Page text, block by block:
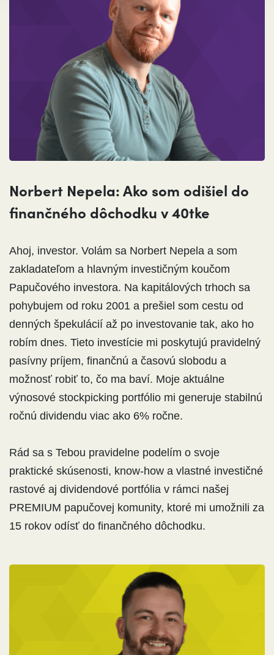
Norbert Nepela: Ako som odišiel do
finančného dôchodku v 40tke
Ahoj, investor. Volám sa Norbert Nepela a som
zakladateľom a hlavným investičným koučom
Papučového investora. Na kapitálových trhoch sa
pohybujem od roku 2001 a prešiel som cestu od
denných špekulácií až po investovanie tak, ako ho
robím dnes. Tieto investície mi poskytujú pravidelný
pasívny príjem, finančnú a časovú slobodu a
možnosť robiť to, čo ma baví. Moje aktuálne
výnosové stockpicking portfólio mi generuje stabilnú
ročnú dividendu viac ako 6% ročne.
Rád sa s Tebou pravidelne podelím o svoje
praktické skúsenosti, know-how a vlastné investičné
rastové aj dividendové portfólia v rámci našej
PREMIUM papučovej komunity, ktoré mi umožnili za
15 rokov odísť do finančného dôchodku.